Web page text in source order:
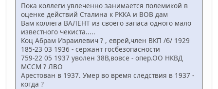
Пока коллеги увлеченно занимается полемикой в
оценке действий Сталина к РККА и ВОВ дам
Вам коллега ВАЛЕНТ из своего запаса одного мало
известного чекиста.....
Коц Абрам Израилевич ? , еврей,член ВКП /б/ 1929
185-23 03 1936 - сержант госбезопасности
759-22 05 1937 уволен 38В,вовсе - опер.ОО НКВД
МССМ ? ЛВО
Арестован в 1937. Умер во время следствия в 1937 -
когда ?